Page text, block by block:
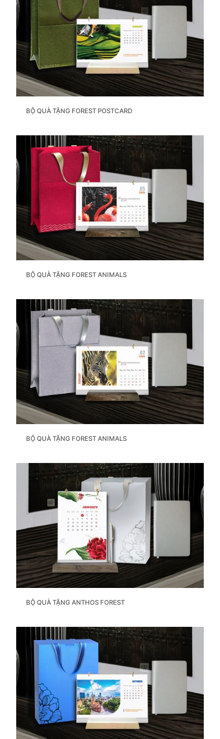
BỘ QUÀ TẶNG FOREST POSTCARD
BỘ QUÀ TẶNG FOREST ANIMALS
BỘ QUÀ TẶNG FOREST ANIMALS
BỘ QUÀ TẶNG ANTHOS FOREST